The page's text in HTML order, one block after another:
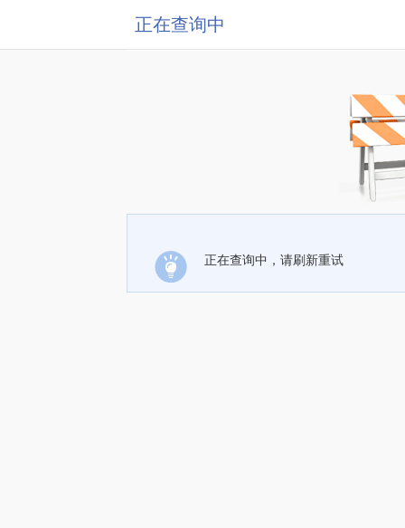
正在查询中
正在查询中，请刷新重试